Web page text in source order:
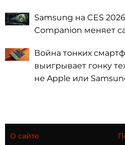
Samsung на CES
Companion меняет
Война тонких
выигрывает гонку
не Apple или
О сайте